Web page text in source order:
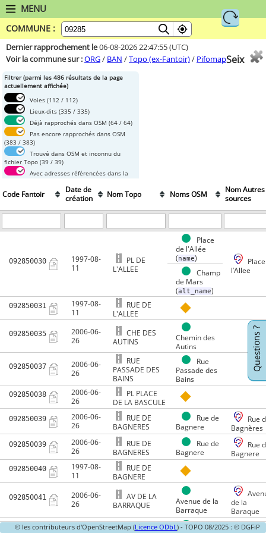
MENU
COMMUNE :
Dernier rapprochement le06-08-2026 22:47:55(UTC)
Voir la commune sur :ORG/ BAN /Topo (ex-Fantoir)/ PifomapSeix
Filtrer (parmi les 486 résultats de la page
actuellement affichée)
Voies (112 / 112)
Lieux-dits (335 / 335)
Déjà rapprochés dans OSM (64 / 64)
Pas encore rapprochés dans OSM
(383 / 383)
Trouvé dans OSM et inconnu du
fichier Topo (39 / 39)
Avec adresses référencées dans la
Sans adresses(303 / 303)
Code Fantoir
Date de
création
Nom Topo Noms OSM
Nom Autres
sources
092850030
1997-08-
11
PL DE
L'ALLEE
Place
de l'Allée
(name)
l’Allee
Champ
de Mars
(alt_name)
092850031
1997-08-
11
RUE DE
L'ALLEE
092850035
2006-06-
26
CHE DES
AUTINS
Chemin des
Autins
092850037
2006-06-
26
RUE
PASSADE DES
BAINS
Rue
Passade des
Bains
092850038
2006-06-
26
PL PLACE
DE LA BASCULE
092850039
2006-06-
26
RUE DE
BAGNERES
Rue de
Bagnere
Rue
Bagnères
092850039
2006-06-
26
RUE DE
BAGNERES
Rue de
Bagnere
Rue
Bagnere
092850040
1997-08-
11
RUE DE
BAGNERE
092850041
2006-06-
26
AV DE LA
BARRAQUE
Avenue de la
Barraque
de la
Baraque
092850042 2006-06- IMP DE LA
Questions ?
© les contributeurs d'OpenStreetMap (Licence ODbL) - TOPO 08/2025 : © DGFiP